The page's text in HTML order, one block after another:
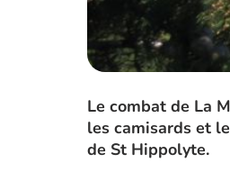
Le combat de La
les camisards et
de St Hippolyte.